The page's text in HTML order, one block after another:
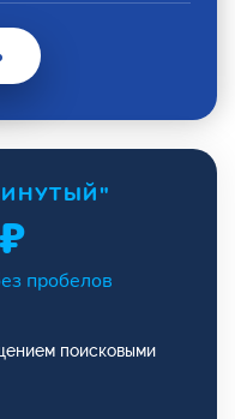
пробелов
поисковыми